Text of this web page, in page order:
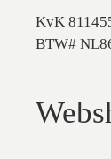
KvK
BTW#